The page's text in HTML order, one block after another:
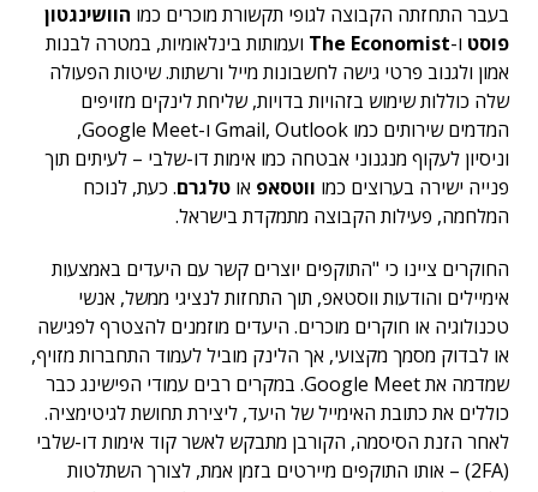
בעבר התחזתה הקבוצה לגופי תקשורת מוכרים כמו הוושינגטון
פוסט ו-The Economist ועמותות בינלאומיות, במטרה לבנות
אמון ולגנוב פרטי גישה לחשבונות מייל ורשתות. שיטות הפעולה
שלה כוללות שימוש בזהויות בדויות, שליחת לינקים מזויפים
המדמים שירותים כמו Gmail, Outlook ו-Google Meet,
וניסיון לעקוף מנגנוני אבטחה כמו אימות דו-שלבי – לעיתים תוך
פנייה ישירה בערוצים כמו ווטסאפ או טלגרם. כעת, לנוכח
המלחמה, פעילות הקבוצה מתמקדת בישראל.
החוקרים ציינו כי "התוקפים יוצרים קשר עם היעדים באמצעות
אימיילים והודעות ווסטאפ, תוך התחזות לנציגי ממשל, אנשי
טכנולוגיה או חוקרים מוכרים. היעדים מוזמנים להצטרף לפגישה
או לבדוק מסמך מקצועי, אך הלינק מוביל לעמוד התחברות מזויף,
שמדמה את Google Meet. במקרים רבים עמודי הפישינג כבר
כוללים את כתובת האימייל של היעד, ליצירת תחושת לגיטימציה.
לאחר הזנת הסיסמה, הקורבן מתבקש לאשר קוד אימות דו-שלבי
(2FA) – אותו התוקפים מיירטים בזמן אמת, לצורך השתלטות